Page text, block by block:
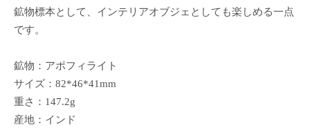
鉱物標本として、インテリアオブジェとしても楽しめる一点
です。
鉱物：アポフィライト
サイズ：82*46*41mm
重さ：147.2g
産地：インド